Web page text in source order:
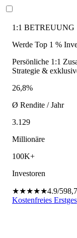
1:1 BETREUUNG
Werde Top 1 %
Persönliche 1:1
Strategie &
26,8%
Ø Rendite / Jahr
3.129
Millionäre
100K+
Investoren
★★★★★4.9/5
Kostenfreies